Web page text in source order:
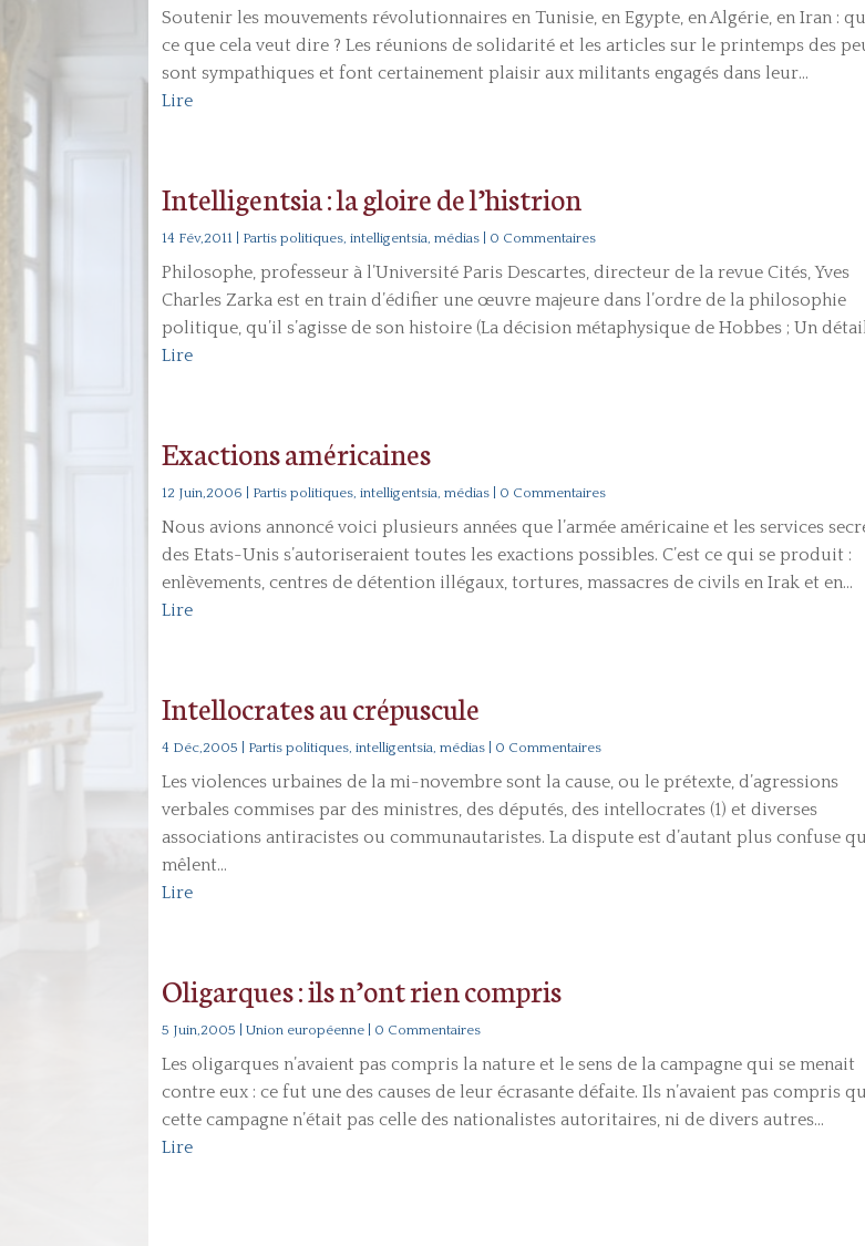
Soutenir les mouvements révolutionnaires en Tunisie, en Egypte, en Algérie, en Iran :
ce que cela veut dire ? Les réunions de solidarité et les articles sur le printemps des
sont sympathiques et font certainement plaisir aux militants engagés dans leur...
Lire
Intelligentsia : la gloire de l’histrion
14 Fév,2011 Partis politiques, intelligentsia, médias | 0 Commentaires
Philosophe, professeur à l’Université Paris Descartes, directeur de la revue Cités, Yves
Charles Zarka est en train d’édifier une œuvre majeure dans l’ordre de la philosophie
politique, qu’il s’agisse de son histoire (La décision métaphysique de Hobbes ; Un
Lire
Exactions américaines
12 Juin,2006 Partis politiques, intelligentsia, médias | 0 Commentaires
Nous avions annoncé voici plusieurs années que l’armée américaine et les services
des Etats-Unis s’autoriseraient toutes les exactions possibles. C’est ce qui se produit :
enlèvements, centres de détention illégaux, tortures, massacres de civils en Irak et en...
Lire
Intellocrates au crépuscule
4 Déc,2005 Partis politiques, intelligentsia, médias | 0 Commentaires
Les violences urbaines de la mi-novembre sont la cause, ou le prétexte, d’agressions
verbales commises par des ministres, des députés, des intellocrates (1) et diverses
associations antiracistes ou communautaristes. La dispute est d’autant plus confuse
mêlent...
Lire
Oligarques : ils n’ont rien compris
5 Juin,2005 |Union européenne | 0 Commentaires
Les oligarques n’avaient pas compris la nature et le sens de la campagne qui se menait
contre eux : ce fut une des causes de leur écrasante défaite. Ils n’avaient pas compris
cette campagne n’était pas celle des nationalistes autoritaires, ni de divers autres...
Lire